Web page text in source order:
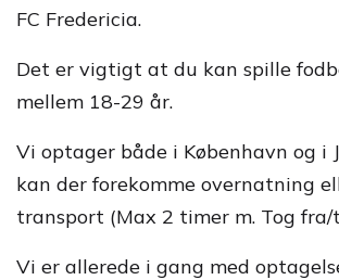
FC Fredericia.
Det er vigtigt at du kan spille
mellem 18-29 år.
Vi optager både i København og i
kan der forekomme overnatning
transport (Max 2 timer m. Tog
Vi er allerede i gang med